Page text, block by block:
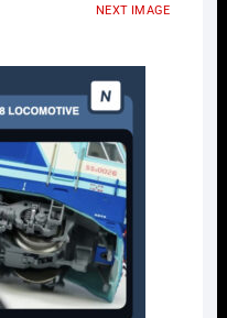
NEXT IMAGE